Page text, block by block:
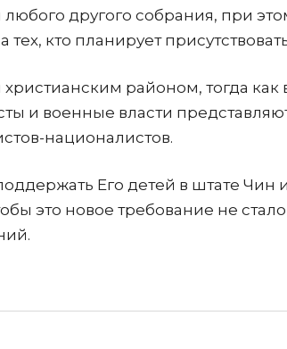
другого собрания, при
кто планирует
христианским районом, тогда
и военные власти
националистов.
Его детей в штате Чин
это новое требование не